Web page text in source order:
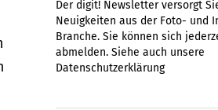
Der digit! Newsletter versorgt
Neuigkeiten aus der Foto- und
Branche. Sie können sich
abmelden. Siehe auch unsere
Datenschutzerklärung